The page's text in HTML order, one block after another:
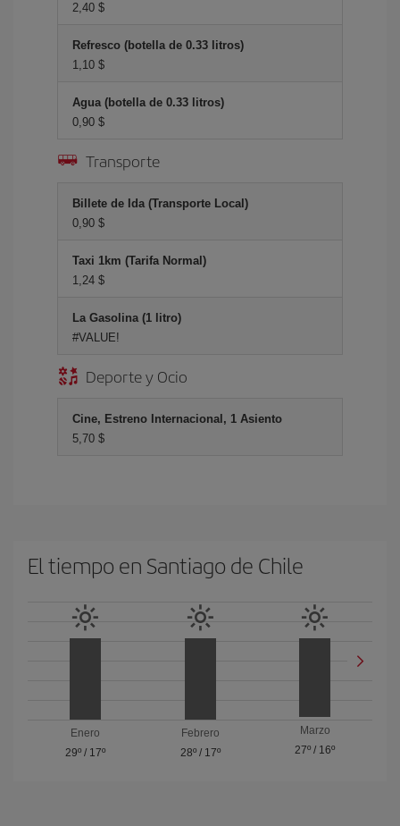
2,40 $
Refresco (botella de 0.33 litros)
1,10 $
Agua (botella de 0.33 litros)
0,90 $
Transporte
Billete de Ida (Transporte Local)
0,90 $
Taxi 1km (Tarifa Normal)
1,24 $
La Gasolina (1 litro)
#VALUE!
Deporte y Ocio
Cine, Estreno Internacional, 1 Asiento
5,70 $
El tiempo en Santiago de Chile
Enero
29º/ 17º
Febrero
28º/ 17º
Marzo
27º / 16º